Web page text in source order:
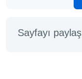
Sayfayı paylaş